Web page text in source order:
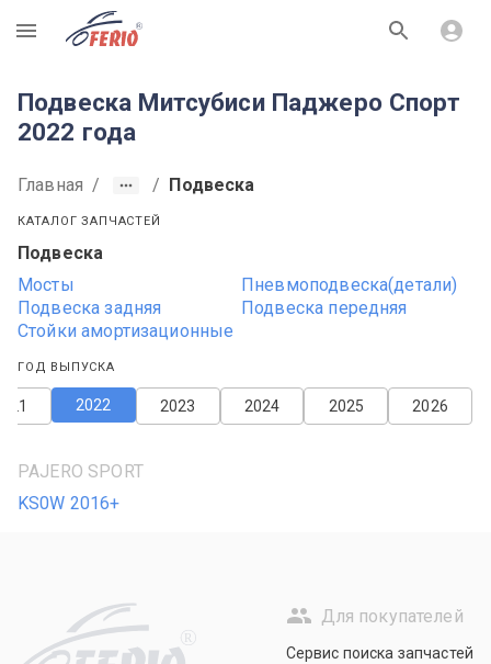
R
Подвеска Митсубиси Паджеро Спорт
2022 года
Главная / / Подвеска
КАТАЛОГ ЗАПЧАСТЕЙ
Подвеска
Мосты
Пневмоподвеска(детали)
Подвеска задняя
Подвеска передняя
Стойки амортизационные
ГОД ВЫПУСКА
2026
2025
2024
2023
2022
PAJERO SPORT
KS0W 2016+
R
Для покупателей
Сервис поиска запчастей